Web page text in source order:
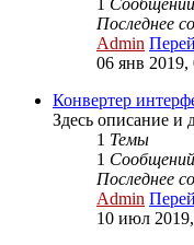
1 Сообщений
Последнее
Admin
06 янв 2019,
Конвертер
Здесь описание и
1 Темы
1 Сообщений
Последнее
Admin
10 июл